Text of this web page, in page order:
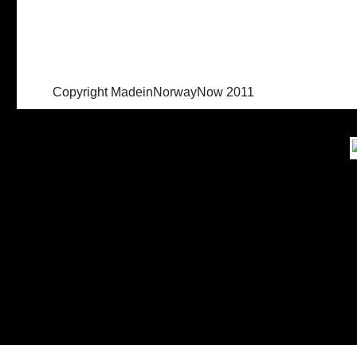
Copyright MadeinNorwayNow 2011